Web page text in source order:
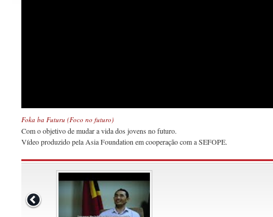
Foka ba Futuru (Foco no futuro)
Com o objetivo de mudar a vida dos jovens no futuro.
Vídeo produzido pela Asia Foundation em cooperação com a SEFOPE.